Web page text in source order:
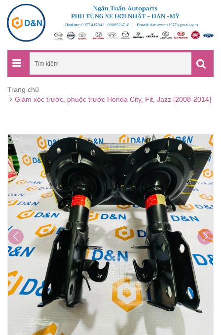
Trang chủ
Giảm xóc trước, phuộc trước Honda City, Fit, Jazz [2008-2014]